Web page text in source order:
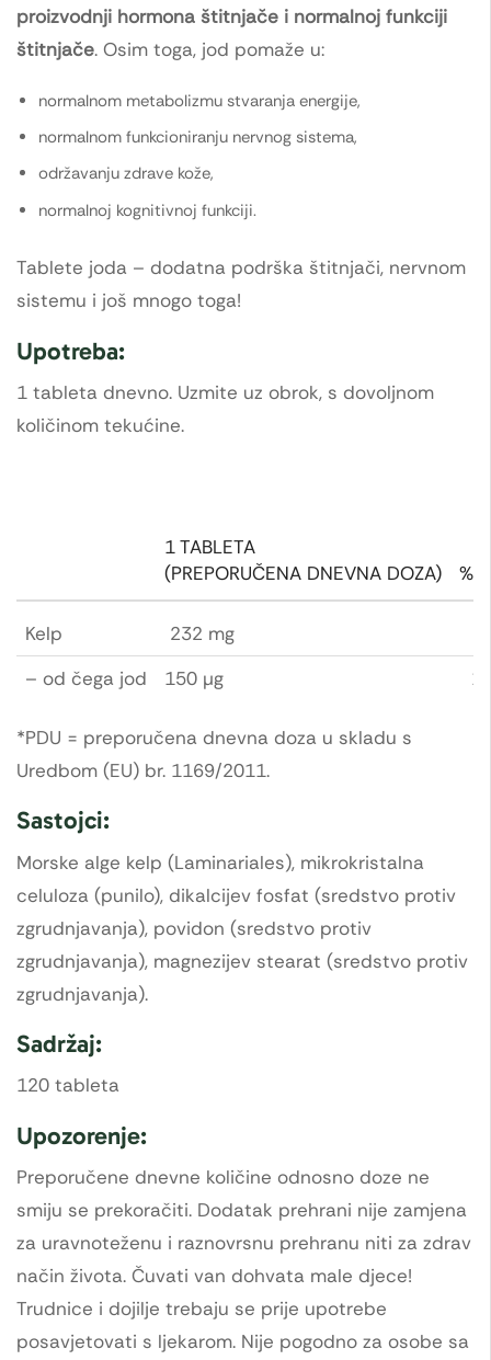
proizvodnji hormona štitnjače i normalnoj funkciji
štitnjače. Osim toga, jod pomaže u:
normalnom metabolizmu stvaranja energije,
normalnom funkcioniranju nervnog sistema,
održavanju zdrave kože,
normalnoj kognitivnoj funkciji.
Tablete joda – dodatna podrška štitnjači, nervnom
sistemu i još mnogo toga!
Upotreba:
1 tableta dnevno. Uzmite uz obrok, s dovoljnom
količinom tekućine.
1 TABLETA
(PREPORUČENA DNEVNA DOZA)
%
Kelp
232 mg
– od čega jod
150 µg
*PDU = preporučena dnevna doza u skladu s
Uredbom (EU) br. 1169/2011.
Sastojci:
Morske alge kelp (Laminariales), mikrokristalna
celuloza (punilo), dikalcijev fosfat (sredstvo protiv
zgrudnjavanja), povidon (sredstvo protiv
zgrudnjavanja), magnezijev stearat (sredstvo protiv
zgrudnjavanja).
Sadržaj:
120 tableta
Upozorenje:
Preporučene dnevne količine odnosno doze ne
smiju se prekoračiti. Dodatak prehrani nije zamjena
za uravnoteženu i raznovrsnu prehranu niti za zdrav
način života. Čuvati van dohvata male djece!
Trudnice i dojilje trebaju se prije upotrebe
posavjetovati s ljekarom. Nije pogodno za osobe sa